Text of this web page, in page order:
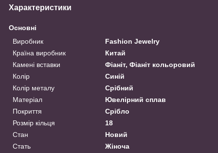
Характеристики
Основні
Виробник
Fashion Jewelry
Країна виробник
Китай
Камені вставки
Фіаніт, Фіаніт кольоровий
Колір
Синій
Колір металу
Срібний
Матеріал
Ювелірний сплав
Покриття
Срібло
Розмір кільця
18
Стан
Новий
Стать
Жіноча